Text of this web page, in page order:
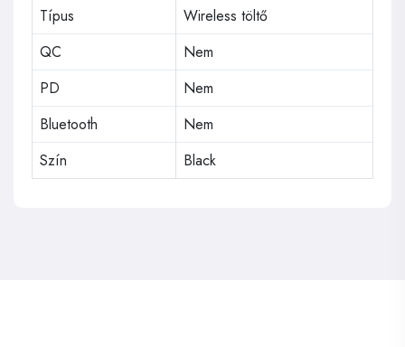
Típus
Wireless töltő
QC
Nem
PD
Nem
Bluetooth
Nem
Szín
Black